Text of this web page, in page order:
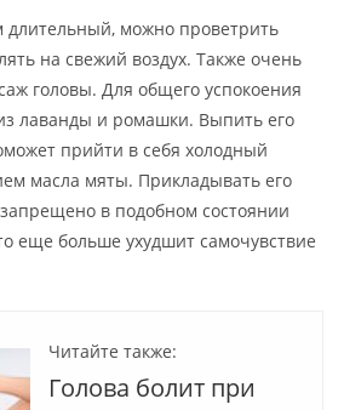
можно проветрить
на свежий воздух. Также очень
головы. Для общего успокоения
лаванды и ромашки. Выпить его
прийти в себя холодный
масла мяты. Прикладывать его
в подобном состоянии
еще больше ухудшит самочувствие
Читайте также:
Голова болит при